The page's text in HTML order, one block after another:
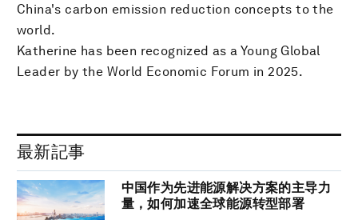
China's carbon emission reduction concepts to the
world.
Katherine has been recognized as a Young Global
Leader by the World Economic Forum in 2025.
最新記事
中国作为先进能源解决方案的主导力
量，如何加速全球能源转型部署